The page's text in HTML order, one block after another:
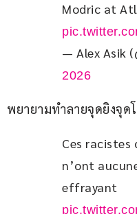
Modric at
— Alex Asik
2026
พยายามทำลายจุดยิงจุด
Ces racistes
n’ont
effrayant